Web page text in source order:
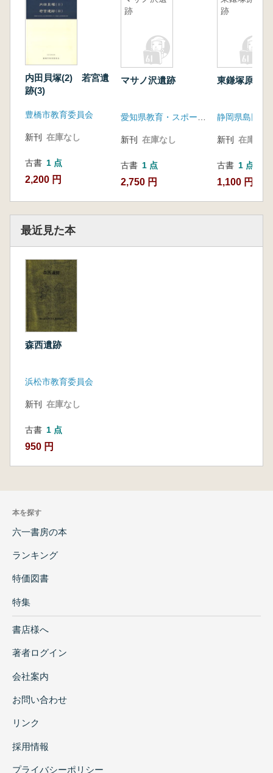
内田貝塚(2) 若宮遺
跡(3)
豊橋市教育委員会
新刊 在庫なし
古書 1 点
2,200 円
跡
マサノ沢遺跡
新刊 在庫なし
古書 1 点
2,750 円
跡
東鎌塚原遺跡
新刊 在庫なし
古書 1 点
1,100 円
最近見た本
森西遺跡
浜松市教育委員会
新刊 在庫なし
古書 1 点
950 円
本を探す
六一書房の本
ランキング
特価図書
特集
書店様へ
著者ログイン
会社案内
お問い合わせ
リンク
採用情報
プライバシーポリシー